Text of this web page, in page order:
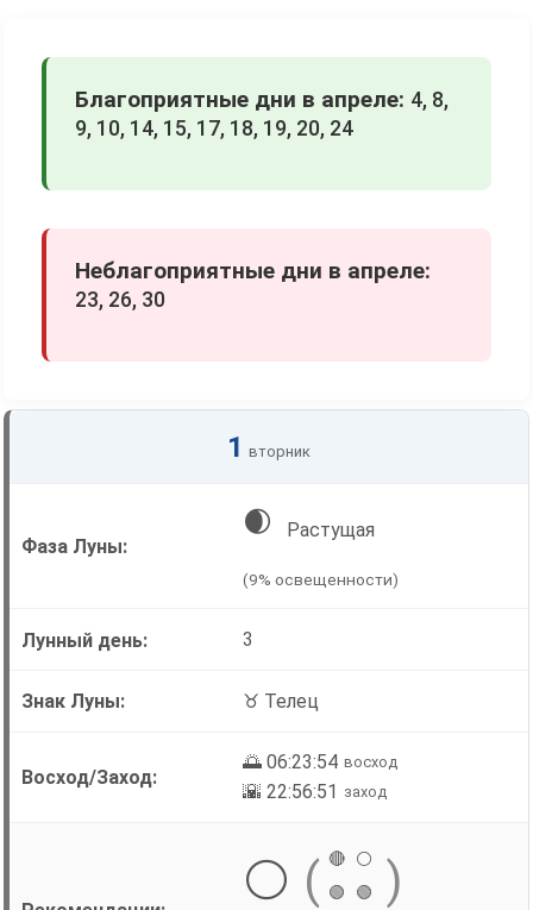
Благоприятные дни в апреле: 4, 8,
9, 10, 14, 15, 17, 18, 19, 20, 24
Неблагоприятные дни в апреле:
23, 26, 30
1 вторник
🌒 Растущая
(9% освещенности)
3
♉ Телец
🌅 06:23:54 восход
🌇 22:56:51 заход
⚪ ( 🔴
⚪
🟢
🟢 )